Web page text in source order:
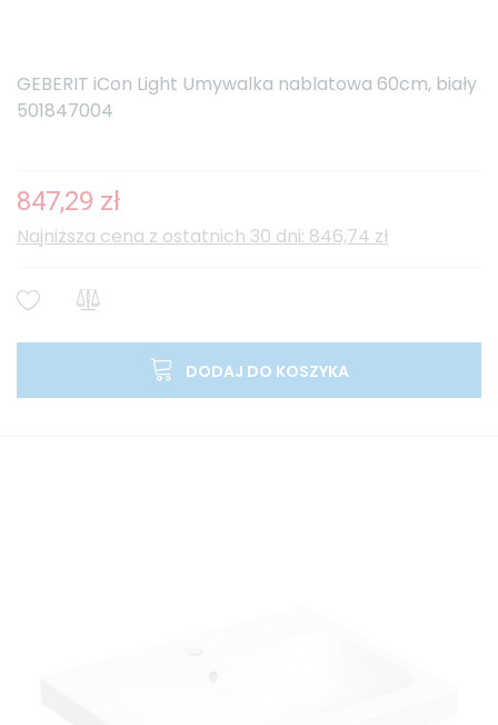
GEBERIT iCon Light Umywalka nablatowa 60cm, biały
501847004
847,29 zł
Najniższa cena z ostatnich 30 dni: 846,74 zł
DODAJ DO KOSZYKA